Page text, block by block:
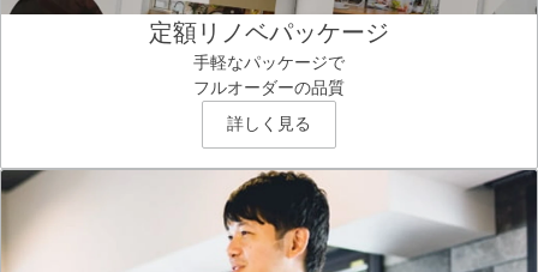
定額リノベパッケージ
手軽なパッケージで
フルオーダーの品質
詳しく見る